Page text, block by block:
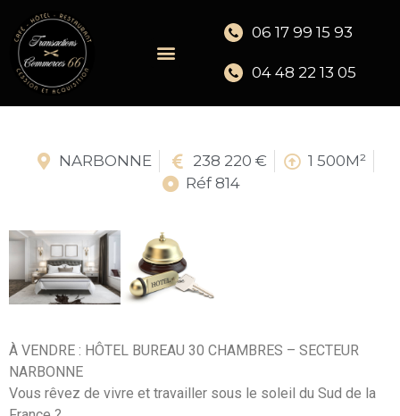
06 17 99 15 93
04 48 22 13 05
NARBONNE 238 220 €
1 500M²
Réf 814
À VENDRE : HÔTEL BUREAU 30 CHAMBRES – SECTEUR
NARBONNE
Vous rêvez de vivre et travailler sous le soleil du Sud de la